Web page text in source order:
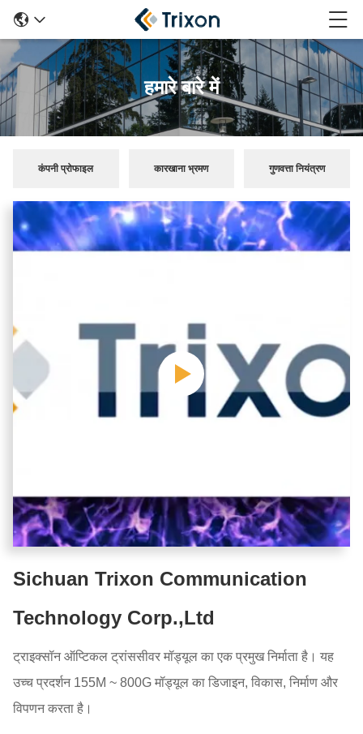
हमारे बारे में
कंपनी प्रोफाइल कारखाना भ्रमण गुणवत्ता नियंत्रण
Sichuan Trixon Communication
Technology Corp.,Ltd
ट्राइक्सॉन ऑप्टिकल ट्रांससीवर मॉड्यूल का एक प्रमुख निर्माता है। यह
उच्च प्रदर्शन 155M ~ 800G मॉड्यूल का डिजाइन, विकास, निर्माण और
विपणन करता है।